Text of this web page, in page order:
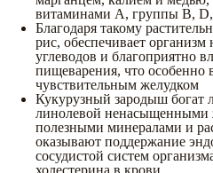
витаминами А, группы В,
Благодаря такому
рис, обеспечивает
углеводов и благоприятно
пищеварения, что
чувствительным желудком
Кукурузный зародыш богат
линолевой
полезными минералами и
оказывают поддержание
сосудистой систем
холестерина в крови